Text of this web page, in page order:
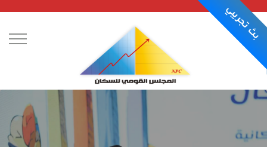
عن المجلس
بث تجريبي